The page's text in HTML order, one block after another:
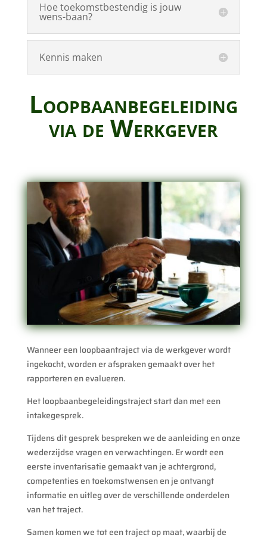
Hoe toekomstbestendig is jouw
wens-baan?
Kennis maken
Loopbaanbegeleiding
via de Werkgever
Wanneer een loopbaantraject via de werkgever wordt
ingekocht, worden er afspraken gemaakt over het
rapporteren en evalueren.
Het loopbaanbegeleidingstraject start dan met een
intakegesprek.
Tijdens dit gesprek bespreken we de aanleiding en onze
wederzijdse vragen en verwachtingen. Er wordt een
eerste inventarisatie gemaakt van je achtergrond,
competenties en toekomstwensen en je ontvangt
informatie en uitleg over de verschillende onderdelen
van het traject.
Samen komen we tot een traject op maat, waarbij de